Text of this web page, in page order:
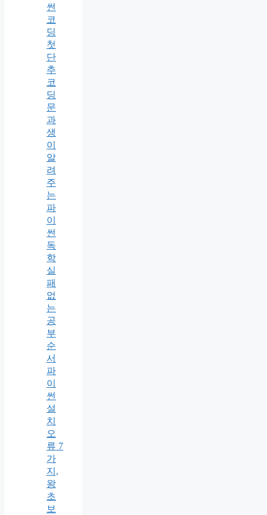
썬
코
딩
첫
단
추
코
딩
문
과
생
이
알
려
주
는
파
이
썬
독
학
실
패
없
는
공
부
순
서
파
이
썬
설
치
오
류 7
가
지,
왕
초
보